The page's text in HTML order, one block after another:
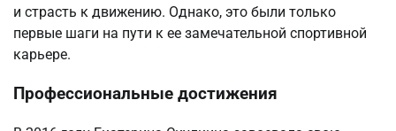
и страсть к движению. Однако, это были только
первые шаги на пути к ее замечательной спортивной
карьере.
Профессиональные достижения